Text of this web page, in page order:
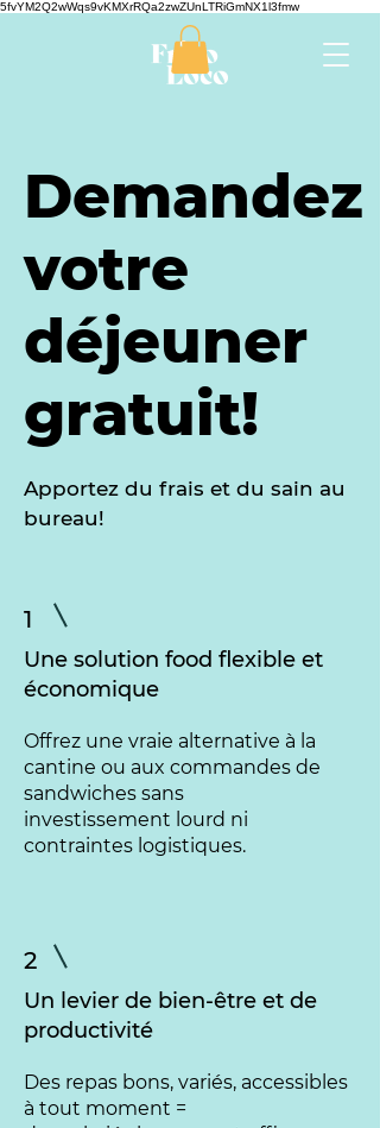
5fvYM2Q2wWqs9vKMXrRQa2zwZUnLTRiGmNX1l3fmw
Demandez
votre
déjeuner
gratuit!
Apportez du frais et du sain au
bureau!
1
Une solution food flexible et
économique
Offrez une vraie alternative à la
cantine ou aux commandes de
sandwiches sans
investissement lourd ni
contraintes logistiques.
2
Un levier de bien-être et de
productivité
Des repas bons, variés, accessibles
à tout moment =